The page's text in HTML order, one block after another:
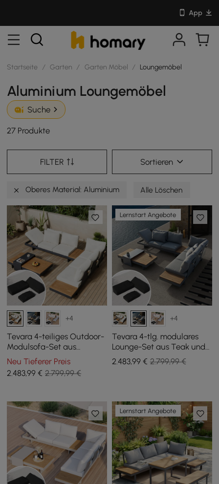
App
Startseite / Garten / Garten Möbel / Loungemöbel
Aluminium Loungemöbel
Suche
27 Produkte
FILTER Sortieren
Oberes Material: Aluminium Alle Löschen
+4
Tevara 4-teiliges Outdoor-
Modulsofa-Set aus
Teakholz & Aluminium für
6 Personen in Elfenbein mit
schwarzem Bezug
Neu Tieferer Preis
2.483,99 € 2.799,99 €
Lernstart Angebote
+4
Tevara 4-tlg. modulares
Lounge-Set aus Teak und
Aluminium in Grau m/
schwarzer Schutzhülle, 6
2.483,99€ 2.799,99 €
Lernstart Angebote